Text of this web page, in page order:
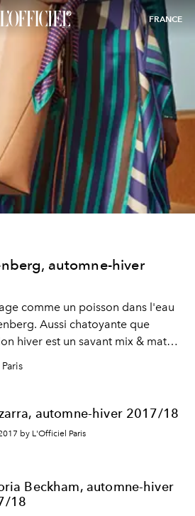
FRANCE
automne-hiver
comme un poisson dans l'eau
Aussi chatoyante que
hiver est un savant mix & match
dont lui-seul a la secret :
finitions à pans... Le tout est
diurnes ou nocturnes, ponctuées
si l'avant-garde new-
tenter par une soirée disco.
automne-hiver 2017/18
by L'Officiel Paris
Beckham, automne-hiver
18